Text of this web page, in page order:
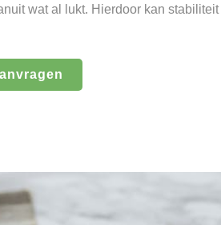
wat al lukt. Hierdoor kan